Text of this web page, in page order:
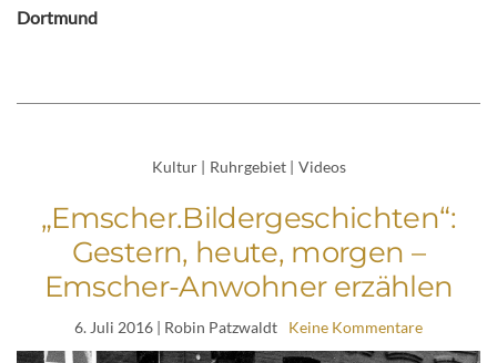
Dortmund
Kultur | Ruhrgebiet | Videos
„Emscher.Bildergeschichten“:
Gestern, heute, morgen –
Emscher-Anwohner erzählen
6. Juli 2016 | Robin Patzwaldt Keine Kommentare